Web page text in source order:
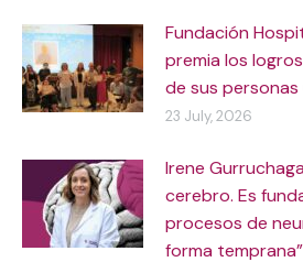
Fundación
premia los
de sus personas
23 July, 2026
Irene
cerebro. Es
procesos de
forma temprana”